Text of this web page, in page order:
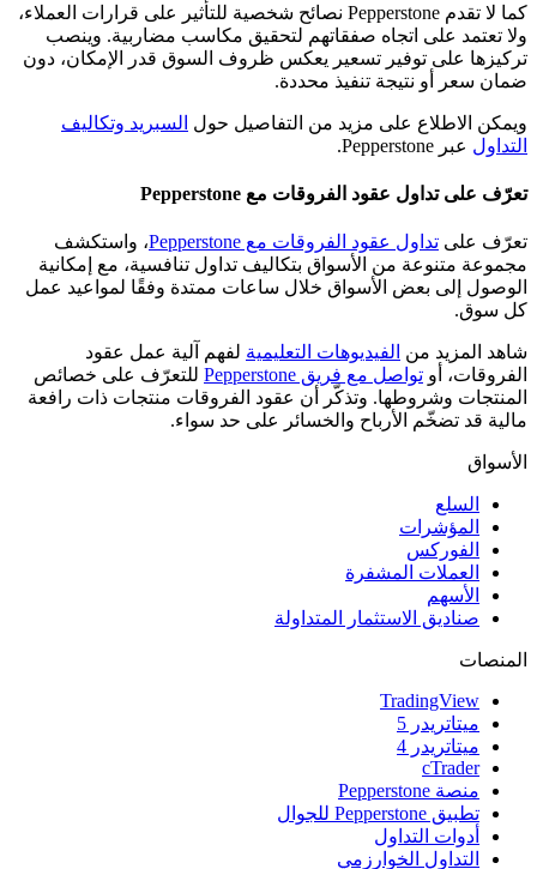
كما لا تقدم Pepperstone نصائح شخصية للتأثير على قرارات العملاء،
ولا تعتمد على اتجاه صفقاتهم لتحقيق مكاسب مضاربية. وينصب
تركيزها على توفير تسعير يعكس ظروف السوق قدر الإمكان، دون
ضمان سعر أو نتيجة تنفيذ محددة.
ويمكن الاطلاع على مزيد من التفاصيل حول السبريد وتكاليف
التداول عبر Pepperstone.
تعرّف على تداول عقود الفروقات مع Pepperstone
تعرّف على تداول عقود الفروقات مع Pepperstone
، واستكشف
مجموعة متنوعة من الأسواق بتكاليف تداول تنافسية، مع إمكانية
الوصول إلى بعض الأسواق خلال ساعات ممتدة وفقًا لمواعيد عمل
كل سوق.
شاهد المزيد من الفيديوهات التعليمية لفهم آلية عمل عقود
الفروقات، أو تواصل مع فريق Pepperstone
للتعرّف على خصائص
المنتجات وشروطها. وتذكّر أن عقود الفروقات منتجات ذات رافعة
مالية قد تضخّم الأرباح والخسائر على حد سواء.
الأسواق
السلع
المؤشرات
الفوركس
العملات المشفرة
الأسهم
صناديق الاستثمار المتداولة
المنصات
TradingView
ميتاتريدر 5
ميتاتريدر 4
cTrader
منصة Pepperstone
تطبيق Pepperstone للجوال
أدوات التداول
التداول الخوارزمي